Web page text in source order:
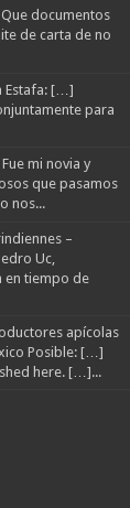
documentos
de carta de no
Estafa: […]
para
mi novia y
que pasamos
nos...
–
Uc,
en tiempo de
apícolas
Posible: […]
here. […]...